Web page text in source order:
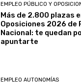
EMPLEO PÚBLICO Y
Más de 2.800 plazas
Oposiciones 2026 de
Nacional: te quedan
apuntarte
EMPLEO AUTONOMÍAS